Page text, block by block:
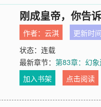
刚成皇帝，你告
作者：云淇 更新时
状态：连载
最新章节：第83章：幻象
加入书架
点击阅读